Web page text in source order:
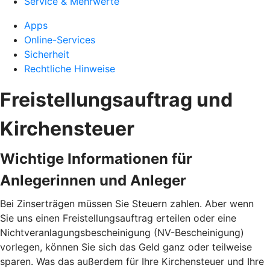
Apps
Online-Services
Sicherheit
Rechtliche Hinweise
Freistellungsauftrag und
Kirchensteuer
Wichtige Informationen für
Anlegerinnen und Anleger
Bei Zinserträgen müssen Sie Steuern zahlen. Aber wenn
Sie uns einen Freistellungsauftrag erteilen oder eine
Nichtveranlagungsbescheinigung (NV-Bescheinigung)
vorlegen, können Sie sich das Geld ganz oder teilweise
sparen. Was das außerdem für Ihre Kirchensteuer und Ihre